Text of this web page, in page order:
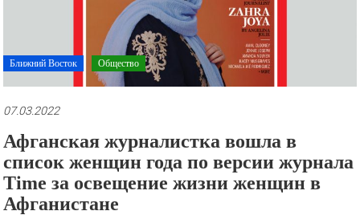
Ближний Восток Общество
07.03.2022
Афганская журналистка вошла в
список женщин года по версии журнала
Time за освещение жизни женщин в
Афганистане